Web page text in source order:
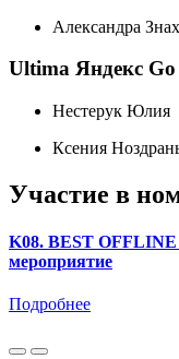
Александра
Ultima Яндекс Go
Нестерук Юлия
Ксения
Участие в
K08. BEST
мероприятие
Подробнее